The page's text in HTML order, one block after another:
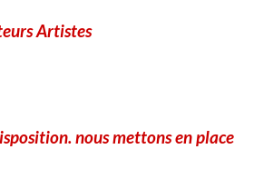
Artistes
nous mettons en place